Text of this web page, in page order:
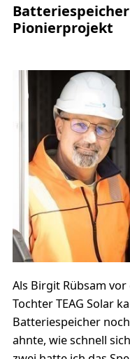
Pionierprojekt
Als Birgit Rübsam
Tochter TEAG Solar
Batteriespeicher
ahnte, wie schnell